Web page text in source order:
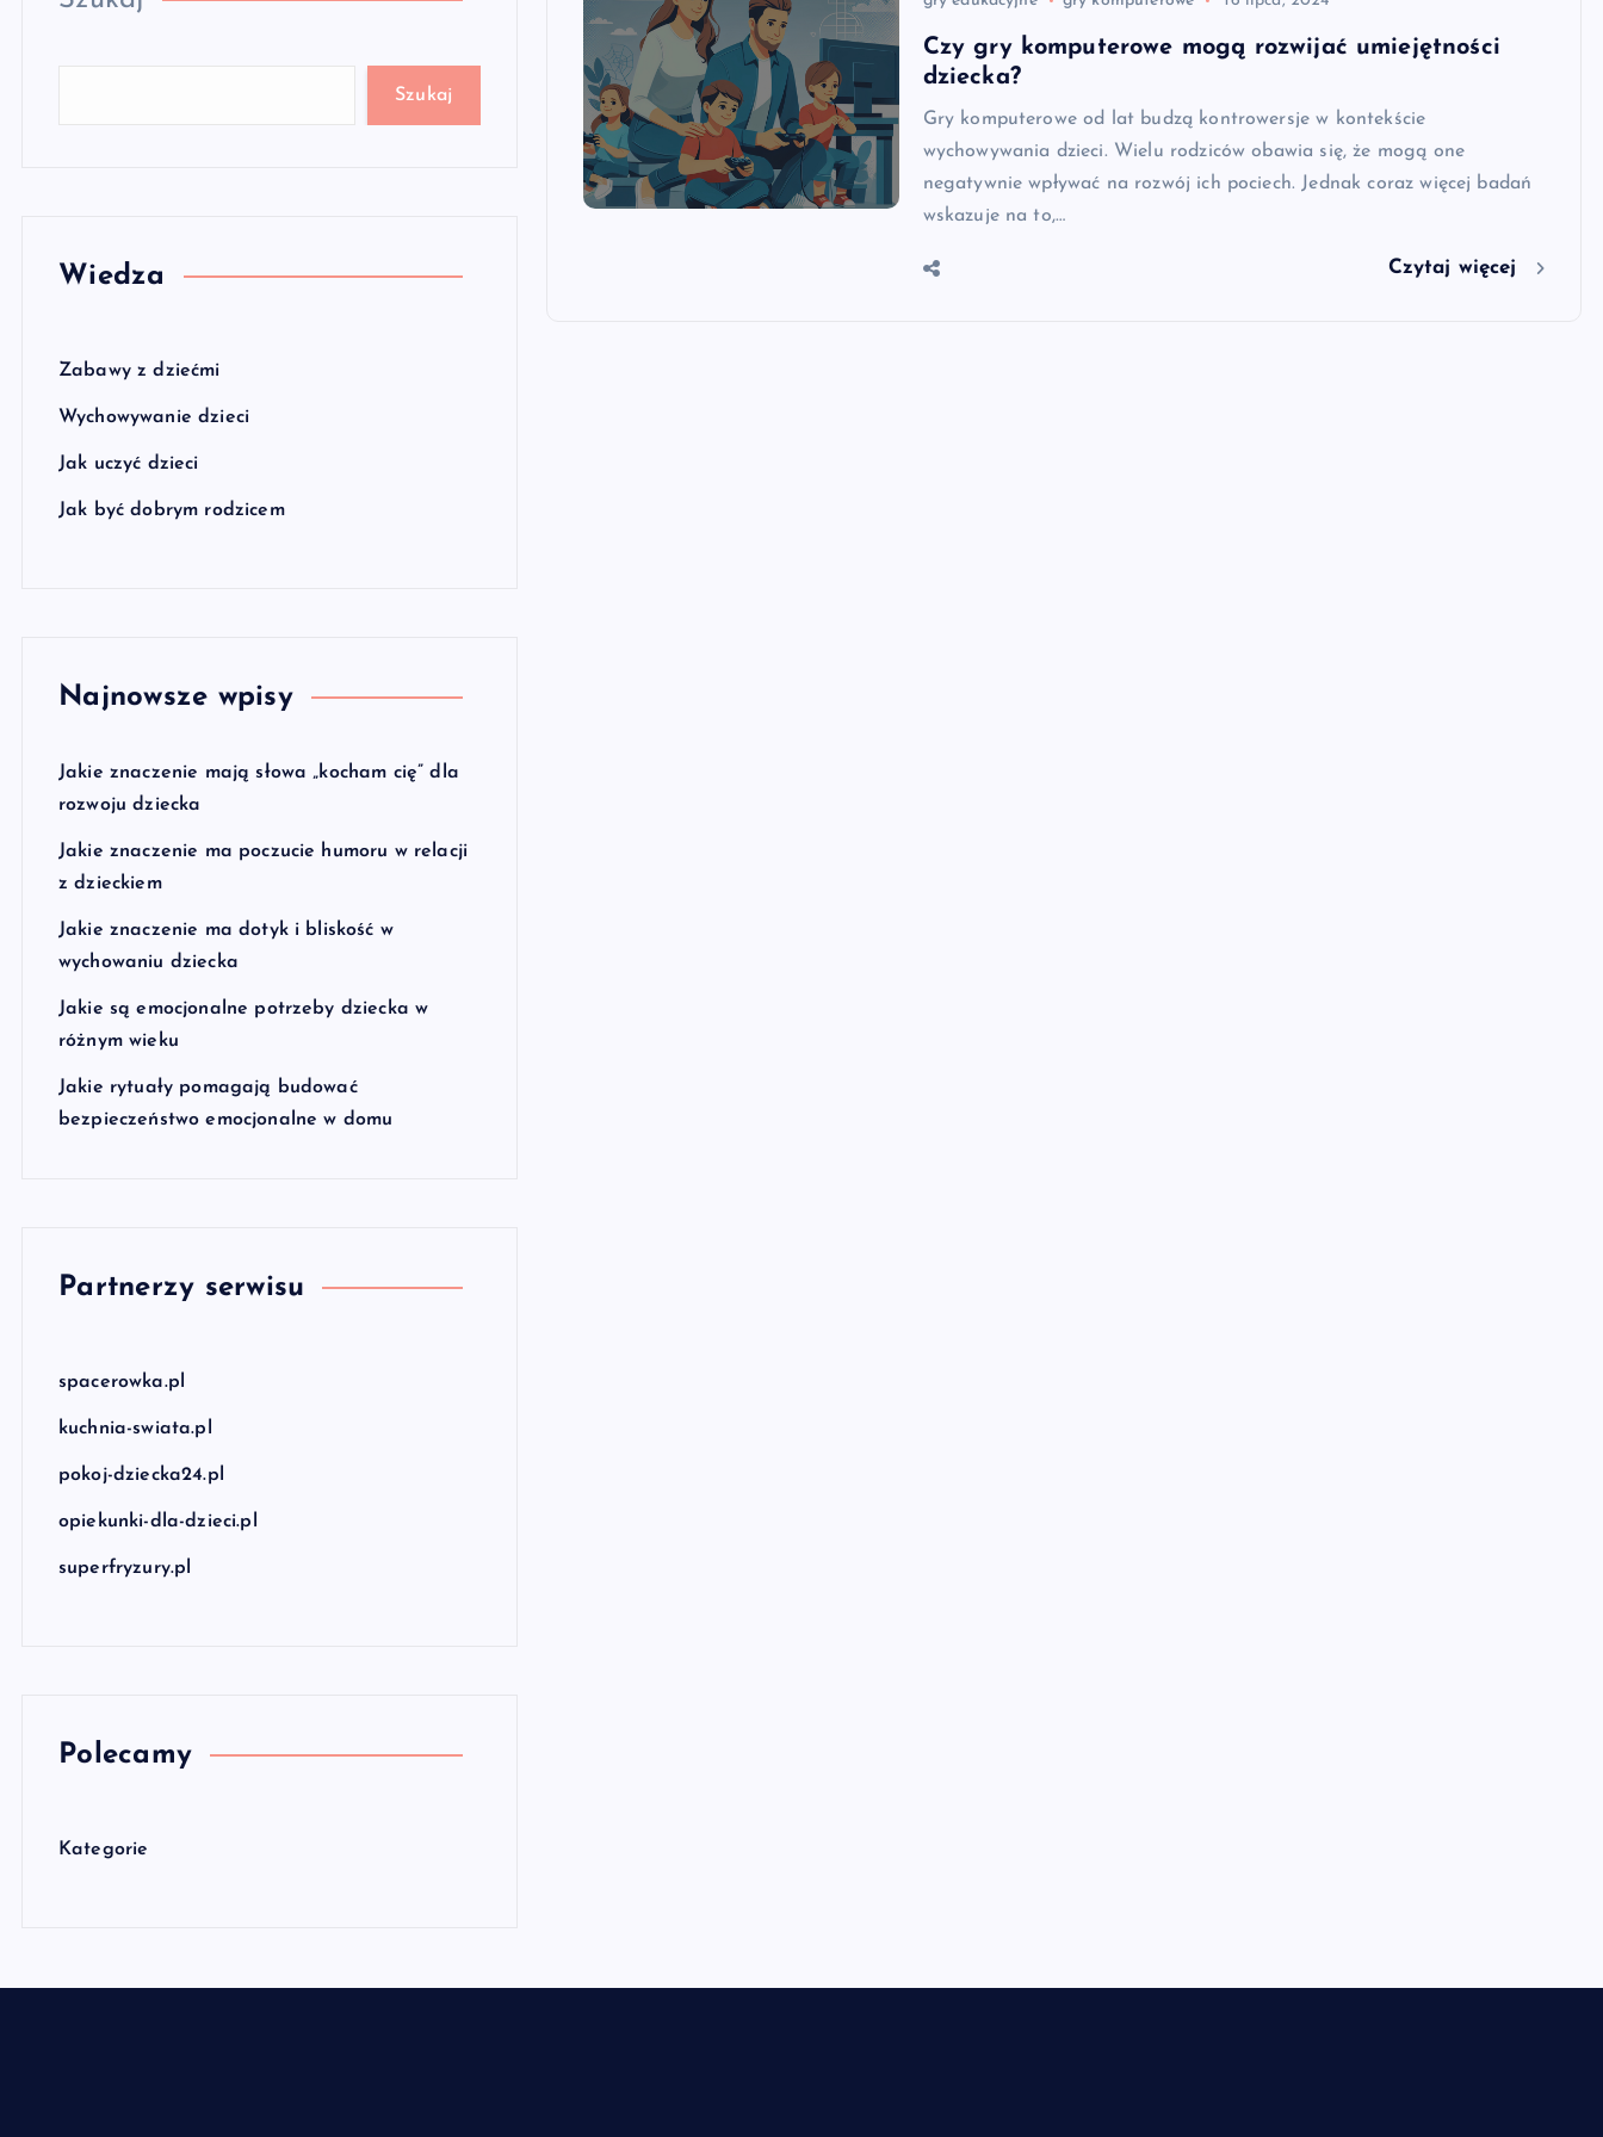
Szukaj
Wiedza
Zabawy z dziećmi
Wychowywanie dzieci
Jak uczyć dzieci
Jak być dobrym rodzicem
Najnowsze wpisy
Jakie znaczenie mają słowa „kocham cię” dla
rozwoju dziecka
Jakie znaczenie ma poczucie humoru w relacji
z dzieckiem
Jakie znaczenie ma dotyk i bliskość w
wychowaniu dziecka
Jakie są emocjonalne potrzeby dziecka w
różnym wieku
Jakie rytuały pomagają budować
bezpieczeństwo emocjonalne w domu
Partnerzy serwisu
spacerowka.pl
kuchnia-swiata.pl
pokoj-dziecka24.pl
opiekunki-dla-dzieci.pl
superfryzury.pl
Polecamy
Kategorie
Czy gry komputerowe mogą rozwijać umiejętności
dziecka?
Gry komputerowe od lat budzą kontrowersje w kontekście
wychowywania dzieci. Wielu rodziców obawia się, że mogą one
negatywnie wpływać na rozwój ich pociech. Jednak coraz więcej badań
wskazuje na to,…
Czytaj więcej